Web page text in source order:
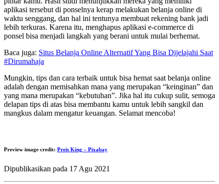
aplikasi tersebut di ponselnya kerap melakukan belanja online di
waktu senggang, dan hal ini tentunya membuat rekening bank jadi
lebih terkuras. Karena itu, menghapus aplikasi e-commerce di
ponsel bisa menjadi langkah yang berani untuk mulai berhemat.
Baca juga: Situs Belanja Online Alternatif Yang Bisa Dijelajahi Saat
#Dirumahaja
Mungkin, tips dan cara terbaik untuk bisa hemat saat belanja online
adalah dengan memisahkan mana yang merupakan “keinginan” dan
yang mana merupakan “kebutuhan”. Jika hal itu cukup sulit, semoga
delapan tips di atas bisa membantu kamu untuk lebih sangkil dan
mangkus dalam mengatur keuangan. Selamat mencoba!
Preview image credit: Preis King – Pixabay
Dipublikasikan pada 17 Agu 2021